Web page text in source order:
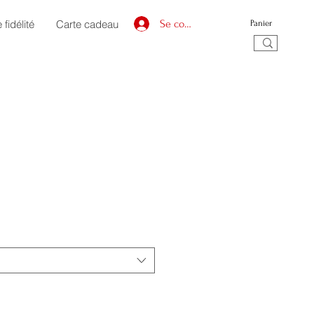
fidélité Carte cadeau Se connecter Panier